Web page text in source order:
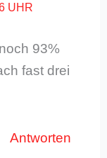
UHR
93%
fast drei
Antworten